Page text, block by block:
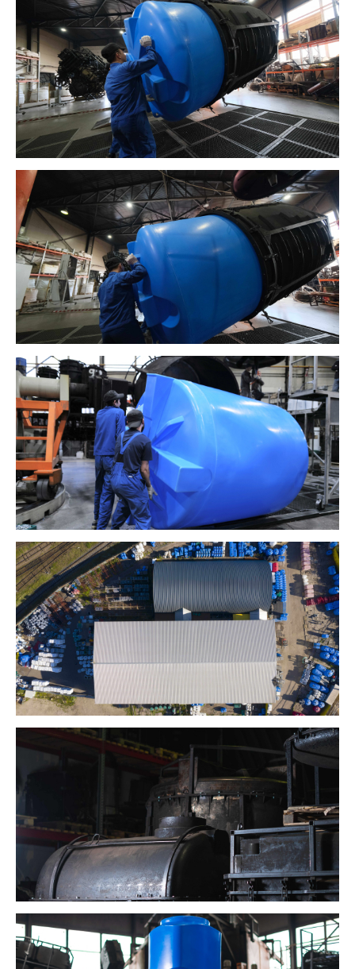
ПОЛУЧИТЬКОНСУЛЬТАЦИЮ
Мы не передадим ваш телефон третьим лицам, только
позвоним и подробно проконсультируем по всем
вопросам, которые действительно для Вас важны.
Отправить